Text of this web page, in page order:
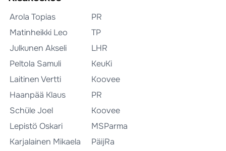
Arola Topias
PR
Matinheikki Leo
TP
Julkunen Akseli
LHR
Peltola Samuli
KeuKi
Laitinen Vertti
Koovee
Haanpää Klaus
PR
Schüle Joel
Koovee
Lepistö Oskari
MSParma
Karjalainen Mikaela
PäijRa